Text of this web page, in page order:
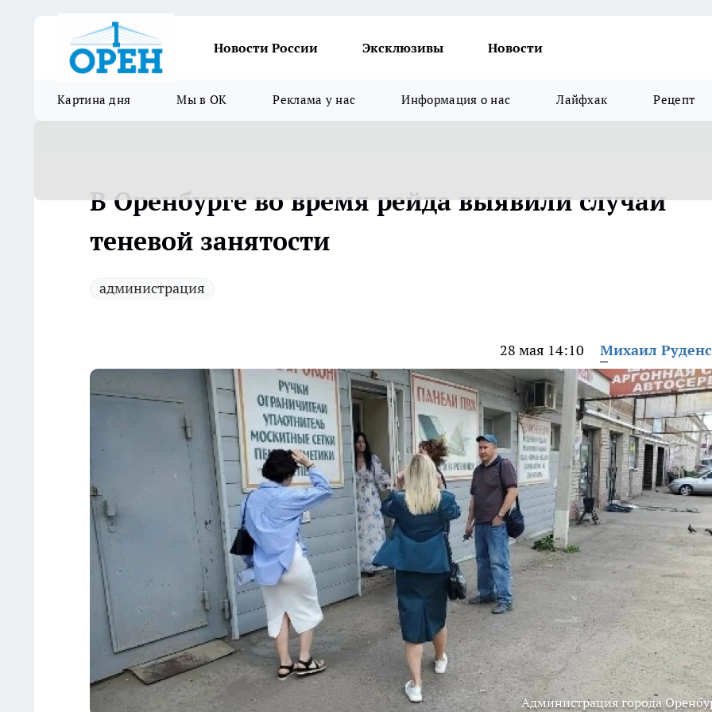
Новости России Эксклюзивы Новости
Картина дня Мы в ОК Реклама у нас Информация о нас Лайфхак Рецепт
В Оренбурге во время рейда выявили случаи
теневой занятости
администрация
28 мая 14:10 Михаил
Администрация города